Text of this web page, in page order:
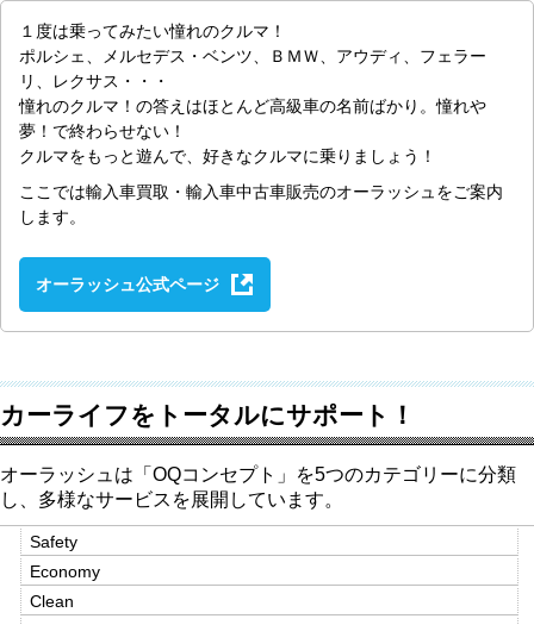
１度は乗ってみたい憧れのクルマ！
ポルシェ、メルセデス・ベンツ、ＢＭＷ、アウディ、フェラー
リ、レクサス・・・
憧れのクルマ！の答えはほとんど高級車の名前ばかり。憧れや
夢！で終わらせない！
クルマをもっと遊んで、好きなクルマに乗りましょう！
ここでは輸入車買取・輸入車中古車販売のオーラッシュをご案内
します。
オーラッシュ公式ページ
カーライフをトータルにサポート！
オーラッシュは「OQコンセプト」を5つのカテゴリーに分類
し、多様なサービスを展開しています。
Safety
Economy
Clean